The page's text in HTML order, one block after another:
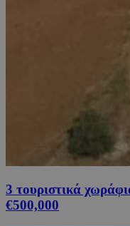
3 τουριστικά
€500,000